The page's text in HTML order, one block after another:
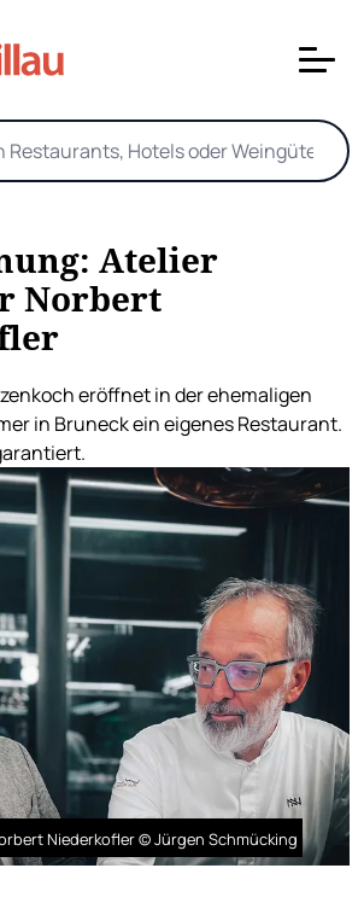
Atelier
Norbert
eröffnet in der ehemaligen
in Bruneck ein eigenes Restaurant.
Niederkofler © Jürgen Schmücking